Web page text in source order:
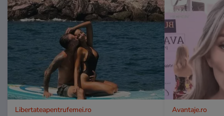
Libertateapentrufemei.ro Avantaje.ro